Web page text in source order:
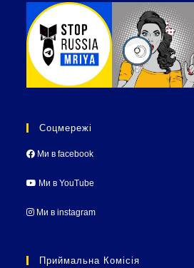
Соцмережі
Ми в facebook
Ми в YouTube
Ми в instagram
Приймальна Комісія